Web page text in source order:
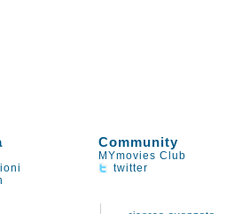
Community
MYmovies Club
twitter